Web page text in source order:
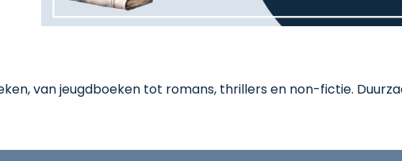
van jeugdboeken tot romans, thrillers en non-fictie.